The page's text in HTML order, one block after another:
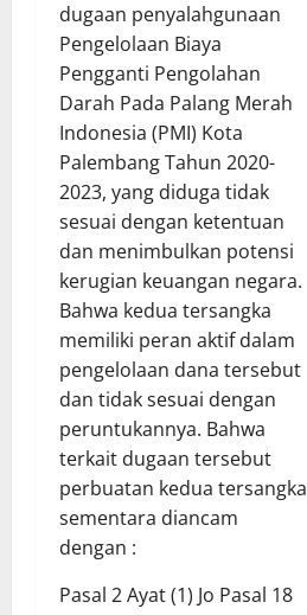
dugaan penyalahgunaan
Pengelolaan Biaya
Pengganti Pengolahan
Darah Pada Palang Merah
Indonesia (PMI) Kota
Palembang Tahun 2020-
2023, yang diduga tidak
sesuai dengan ketentuan
dan menimbulkan potensi
kerugian keuangan negara.
Bahwa kedua tersangka
memiliki peran aktif dalam
pengelolaan dana tersebut
dan tidak sesuai dengan
peruntukannya. Bahwa
terkait dugaan tersebut
perbuatan kedua tersangka
sementara diancam
dengan :
Pasal 2 Ayat (1) Jo Pasal 18